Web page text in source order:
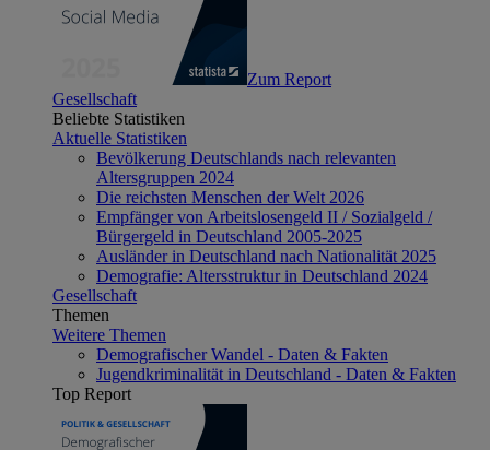
Zum Report
Gesellschaft
Beliebte Statistiken
Aktuelle Statistiken
Bevölkerung Deutschlands nach relevanten
Altersgruppen 2024
Die reichsten Menschen der Welt 2026
Empfänger von Arbeitslosengeld II / Sozialgeld /
Bürgergeld in Deutschland 2005-2025
Ausländer in Deutschland nach Nationalität 2025
Demografie: Altersstruktur in Deutschland 2024
Gesellschaft
Themen
Weitere Themen
Demografischer Wandel - Daten & Fakten
Jugendkriminalität in Deutschland - Daten & Fakten
Top Report